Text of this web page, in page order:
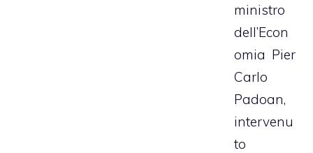
ministro
dell’Econ
omia Pier
Carlo
Padoan,
intervenu
to